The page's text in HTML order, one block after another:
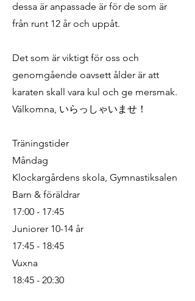
dessa är anpassade är för de som är
från runt 12 år och uppåt.
Det som är viktigt för oss och
genomgående oavsett ålder är att
karaten skall vara kul och ge mersmak.
Välkomna, いらっしゃいませ！
Träningstider
Måndag
Klockargårdens skola, Gymnastiksalen
Barn & föräldrar
17:00 - 17:45
Juniorer 10-14 år
17:45 - 18:45
Vuxna
18:45 - 20:30